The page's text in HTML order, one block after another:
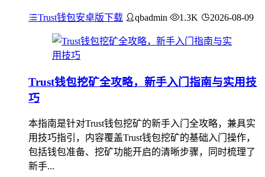
Trust钱包安卓版下载 qbadmin 1.3K 2026-08-09
Trust钱包挖矿全攻略，新手入门指南与实用技
巧
本指南是针对Trust钱包挖矿的新手入门全攻略，兼具实
用技巧指引，内容覆盖Trust钱包挖矿的基础入门操作，
包括钱包准备、挖矿功能开启的清晰步骤，同时梳理了
新手...